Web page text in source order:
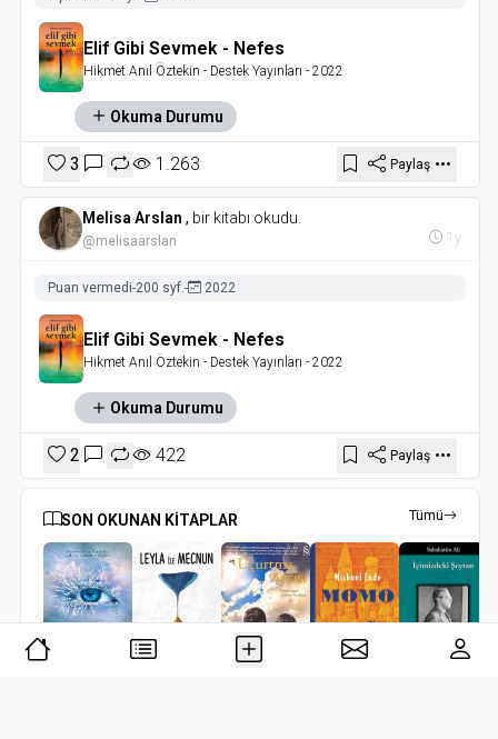
Elif Gibi Sevmek - Nefes
Hikmet Anıl Öztekin - Destek Yayınları - 2022
Okuma Durumu
3 1.263 Paylaş
Melisa Arslan , bir kitabı okudu.
@melisaarslan 1y
Puan vermedi-200 syf.- 2022
Elif Gibi Sevmek - Nefes
Hikmet Anıl Öztekin - Destek Yayınları - 2022
Okuma Durumu
2 422 Paylaş
SON OKUNAN KİTAPLAR Tümü